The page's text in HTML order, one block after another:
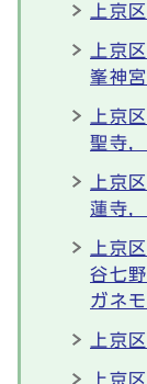
上京
上京
峯神
上京
聖寺
上京
蓮寺
上京
谷七
ガネ
上京
上京